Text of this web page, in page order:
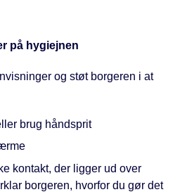
på hygiejnen
og støt borgeren i at
brug håndsprit
kontakt, der ligger ud over
borgeren, hvorfor du gør det